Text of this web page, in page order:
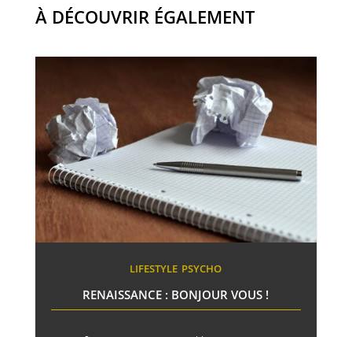
À DÉCOUVRIR ÉGALEMENT
LIFESTYLE PSYCHO
RENAISSANCE : BONJOUR VOUS !